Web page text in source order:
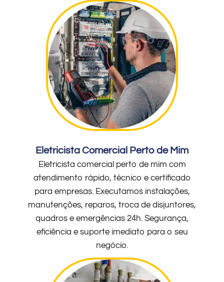
Eletricista Comercial Perto de Mim
Eletricista comercial perto de mim com
atendimento rápido, técnico e certificado
para empresas. Executamos instalações,
manutenções, reparos, troca de disjuntores,
quadros e emergências 24h. Segurança,
eficiência e suporte imediato para o seu
negócio.